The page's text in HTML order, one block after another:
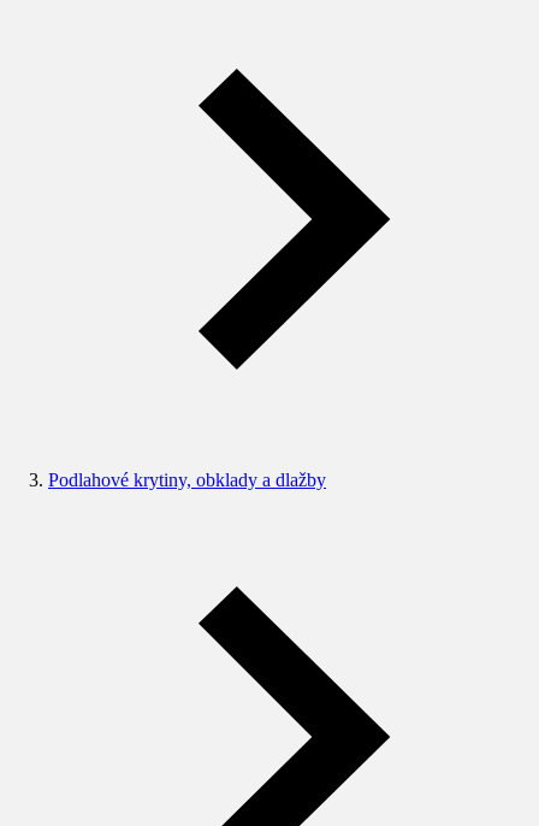
Podlahové krytiny, obklady a dlažby